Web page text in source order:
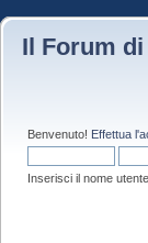
Il Forum
Benvenuto! Effettua
Inserisci il nome